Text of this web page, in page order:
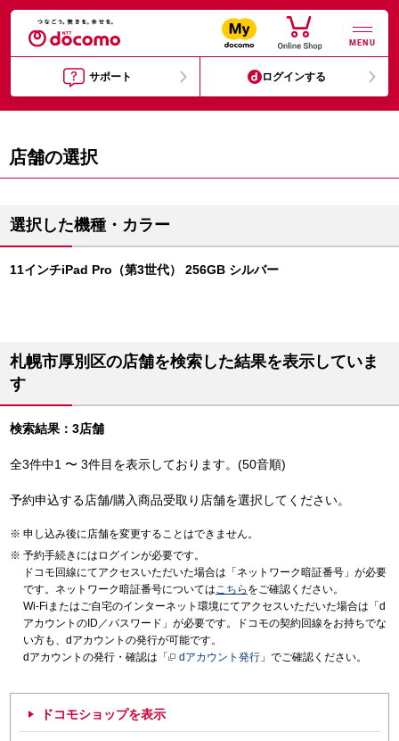
MENU
サポート ログインする
店舗の選択
選択した機種・カラー
11インチiPad Pro（第3世代） 256GB シルバー
札幌市厚別区の店舗を検索した結果を表示していま
す
検索結果：3店舗
全3件中1 〜 3件目を表示しております。(50音順)
予約申込する店舗/購入商品受取り店舗を選択してください。
申し込み後に店舗を変更することはできません。
予約手続きにはログインが必要です。
ドコモ回線にてアクセスいただいた場合は「ネットワーク暗証番号」が必要
です。ネットワーク暗証番号についてはこちら をご確認ください。
Wi-Fiまたはご自宅のインターネット環境にてアクセスいただいた場合は「d
アカウントのID／パスワード」が必要です。ドコモの契約回線をお持ちでな
い方も、dアカウントの発行が可能です。
dアカウントの発行・確認は「
dアカウント発行 」でご確認ください。
ドコモショップを表示